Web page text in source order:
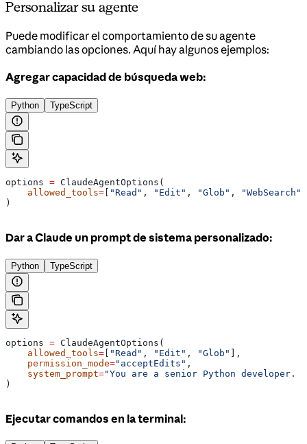
Personalizar su agente
Puede modificar el comportamiento de su agente
cambiando las opciones. Aquí hay algunos ejemplos:
Agregar capacidad de búsqueda web:
Python TypeScript
options = ClaudeAgentOptions(
    allowed_tools
= [ "Read" , "Edit" , "Glob" , "WebSearch"
)
Dar a Claude un prompt de sistema personalizado:
Python TypeScript
options = ClaudeAgentOptions(
    allowed_tools
= [ "Read" , "Edit" , "Glob" ],
    permission_mode
="acceptEdits" ,
    system_prompt
="You are a senior Python
)
Ejecutar comandos en la terminal: